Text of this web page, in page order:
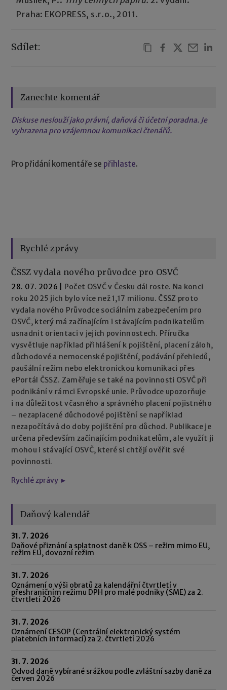
Praha: EKOPRESS, s.r.o., 2011.
Sdílet:
Zanechte komentář
Diskuse neslouží jako právní, daňová či účetní poradna. Je
vyhrazena pro vzájemnou komunikaci čtenářů.
Pro přidání komentáře se přihlaste.
Rychlé zprávy
ČSSZ vydala nového průvodce pro OSVČ
28. 07. 2026
Počet OSVČ v Česku dál roste. Na konci
roku 2025 jich bylo více než 1,17 milionu. ČSSZ proto
vydala nového Průvodce sociálním zabezpečením pro
OSVČ, který má začínajícím i stávajícím podnikatelům
usnadnit orientaci v jejich povinnostech. Příručka
vysvětluje například přihlášení k pojištění, placení záloh,
důchodové a nemocenské pojištění, podávání přehledů,
paušální režim nebo elektronickou komunikaci přes
ePortál ČSSZ. Zaměřuje se také na povinnosti OSVČ při
podnikání v rámci Evropské unie. Průvodce upozorňuje
i na důležitost včasného a správného placení pojistného
– nezaplacené důchodové pojištění se například
nezapočítává do doby pojištění pro důchod. Publikace je
určena především začínajícím podnikatelům, ale využít ji
mohou i stávající OSVČ, které si chtějí ověřit své
povinnosti.
Rychlé zprávy ►
Daňový kalendář
31. 7. 2026
Daňové přiznání a splatnost daně k OSS – režim mimo EU,
režim EU, dovozní režim
31. 7. 2026
Oznámení o výši obratů za kalendářní čtvrtletí v
přeshraničním režimu DPH pro malé podniky (SME) za 2.
čtvrtletí 2026
31. 7. 2026
Oznámení CESOP (Centrální elektronický systém
platebních informací) za 2. čtvrtletí 2026
31. 7. 2026
Odvod daně vybírané srážkou podle zvláštní sazby daně za
červen 2026